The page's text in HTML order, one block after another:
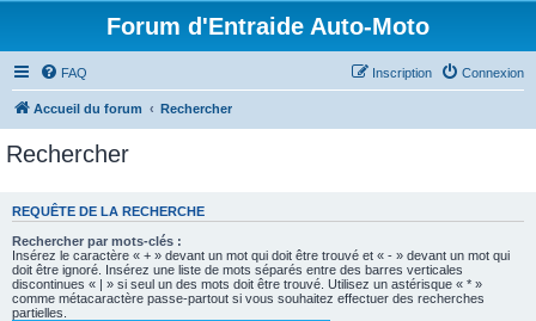
Forum d'Entraide Auto-Moto
FAQ Connexion
Inscription
Accueil du forum Rechercher
Rechercher
REQUÊTE DE LA RECHERCHE
Rechercher par mots-clés :
Insérez le caractère « + » devant un mot qui doit être trouvé et « - » devant un mot qui
doit être ignoré. Insérez une liste de mots séparés entre des barres verticales
discontinues « | » si seul un des mots doit être trouvé. Utilisez un astérisque « * »
comme métacaractère passe-partout si vous souhaitez effectuer des recherches
partielles.